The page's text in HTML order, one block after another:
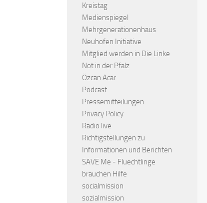
Kreistag
Medienspiegel
Mehrgenerationenhaus
Neuhofen Initiative
Mitglied werden in Die Linke
Not in der Pfalz
Özcan Acar
Podcast
Pressemitteilungen
Privacy Policy
Radio live
Richtigstellungen zu
Informationen und Berichten
SAVE Me - Fluechtlinge
brauchen Hilfe
socialmission
sozialmission